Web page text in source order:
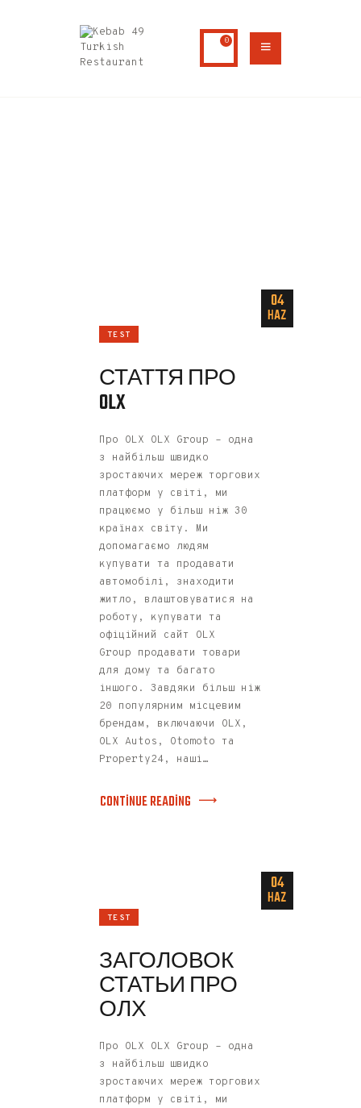
0
04
HAZ
TEST
СТАТТЯ ПРО
OLX
Про OLX OLX Group – одна
з найбільш швидко
зростаючих мереж торгових
платформ у світі, ми
працюємо у більш ніж 30
країнах світу. Ми
допомагаємо людям
купувати та продавати
автомобілі, знаходити
житло, влаштовуватися на
роботу, купувати та
офіційний сайт OLX
Group продавати товари
для дому та багато
іншого. Завдяки більш ніж
20 популярним місцевим
брендам, включаючи OLX,
OLX Autos, Otomoto та
Property24, наші…
CONTINUE READING
04
HAZ
TEST
ЗАГОЛОВОК
СТАТЬИ ПРО
ОЛХ
Про OLX OLX Group – одна
з найбільш швидко
зростаючих мереж торгових
платформ у світі, ми